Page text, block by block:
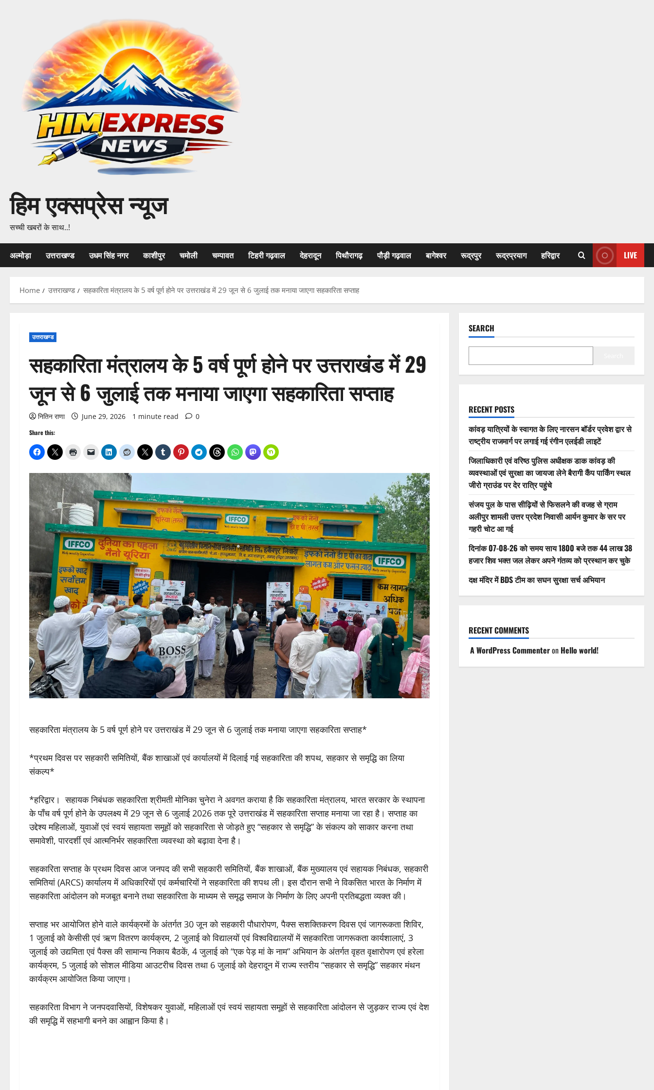
हिम एक्सप्रेस न्यूज
सच्ची खबरों के साथ..!
अल्मोड़ा उत्तराखण्ड उधम सिंह नगर काशीपुर चमोली चम्पावत टिहरी गढ़वाल देहरादून पिथौरागढ़ पौड़ी गढ़वाल बागेश्वर रूद्रपुर रूद्रप्रयाग हरिद्वार LIVE
Home उत्तराखण्ड सहकारिता मंत्रालय के 5 वर्ष पूर्ण होने पर उत्तराखंड में 29 जून से 6 जुलाई तक मनाया जाएगा सहकारिता सप्ताह
उत्तराखण्ड
सहकारिता मंत्रालय के 5 वर्ष पूर्ण होने पर उत्तराखंड में 29
जून से 6 जुलाई तक मनाया जाएगा सहकारिता सप्ताह
नितिन राणा June 29, 2026 1 minute read 0
Share this:
सहकारिता मंत्रालय के 5 वर्ष पूर्ण होने पर उत्तराखंड में 29 जून से 6 जुलाई तक मनाया जाएगा सहकारिता सप्ताह*
*प्रथम दिवस पर सहकारी समितियों, बैंक शाखाओं एवं कार्यालयों में दिलाई गई सहकारिता की शपथ, सहकार से समृद्धि का लिया
संकल्प*
*हरिद्वार। सहायक निबंधक सहकारिता श्रीमती मोनिका चुनेरा ने अवगत कराया है कि सहकारिता मंत्रालय, भारत सरकार के स्थापना
के पाँच वर्ष पूर्ण होने के उपलक्ष्य में 29 जून से 6 जुलाई 2026 तक पूरे उत्तराखंड में सहकारिता सप्ताह मनाया जा रहा है। सप्ताह का
उद्देश्य महिलाओं, युवाओं एवं स्वयं सहायता समूहों को सहकारिता से जोड़ते हुए “सहकार से समृद्धि” के संकल्प को साकार करना तथा
समावेशी, पारदर्शी एवं आत्मनिर्भर सहकारिता व्यवस्था को बढ़ावा देना है।
सहकारिता सप्ताह के प्रथम दिवस आज जनपद की सभी सहकारी समितियों, बैंक शाखाओं, बैंक मुख्यालय एवं सहायक निबंधक, सहकारी
समितियां (ARCS) कार्यालय में अधिकारियों एवं कर्मचारियों ने सहकारिता की शपथ ली। इस दौरान सभी ने विकसित भारत के निर्माण में
सहकारिता आंदोलन को मजबूत बनाने तथा सहकारिता के माध्यम से समृद्ध समाज के निर्माण के लिए अपनी प्रतिबद्धता व्यक्त की।
सप्ताह भर आयोजित होने वाले कार्यक्रमों के अंतर्गत 30 जून को सहकारी पौधारोपण, पैक्स सशक्तिकरण दिवस एवं जागरूकता शिविर,
1 जुलाई को केसीसी एवं ऋण वितरण कार्यक्रम, 2 जुलाई को विद्यालयों एवं विश्वविद्यालयों में सहकारिता जागरूकता कार्यशालाएं, 3
जुलाई को उद्यमिता एवं पैक्स की सामान्य निकाय बैठकें, 4 जुलाई को “एक पेड़ मां के नाम” अभियान के अंतर्गत वृहत वृक्षारोपण एवं हरेला
कार्यक्रम, 5 जुलाई को सोशल मीडिया आउटरीच दिवस तथा 6 जुलाई को देहरादून में राज्य स्तरीय “सहकार से समृद्धि” सहकार मंथन
कार्यक्रम आयोजित किया जाएगा।
सहकारिता विभाग ने जनपदवासियों, विशेषकर युवाओं, महिलाओं एवं स्वयं सहायता समूहों से सहकारिता आंदोलन से जुड़कर राज्य एवं देश
की समृद्धि में सहभागी बनने का आह्वान किया है।
SEARCH
RECENT POSTS
कांवड़ यात्रियों के स्वागत के लिए नारसन बॉर्डर प्रवेश द्वार से
राष्ट्रीय राजमार्ग पर लगाई गई रंगीन एलईडी लाइटें
जिलाधिकारी एवं वरिष्ठ पुलिस अधीक्षक डाक कांवड़ की
व्यवस्थाओं एवं सुरक्षा का जायजा लेने बैरागी कैंप पार्किंग स्थल
जीरो ग्राउंड पर देर रात्रि पहुंचे
संजय पुल के पास सीढ़ियों से फिसलने की वजह से ग्राम
अलीपुर शामली उत्तर प्रदेश निवासी आर्यन कुमार के सर पर
गहरी चोट आ गई
दिनांक 07-08-26 को समय साय 1800 बजे तक 44 लाख 38
हजार शिव भक्त जल लेकर अपने गंतव्य को प्रस्थान कर चुके
दक्ष मंदिर में BDS टीम का सघन सुरक्षा सर्च अभियान
RECENT COMMENTS
A WordPress Commenteron Hello world!